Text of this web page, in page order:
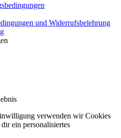
und Widerrufsbelehrung
verwenden wir Cookies
ein personalisiertes